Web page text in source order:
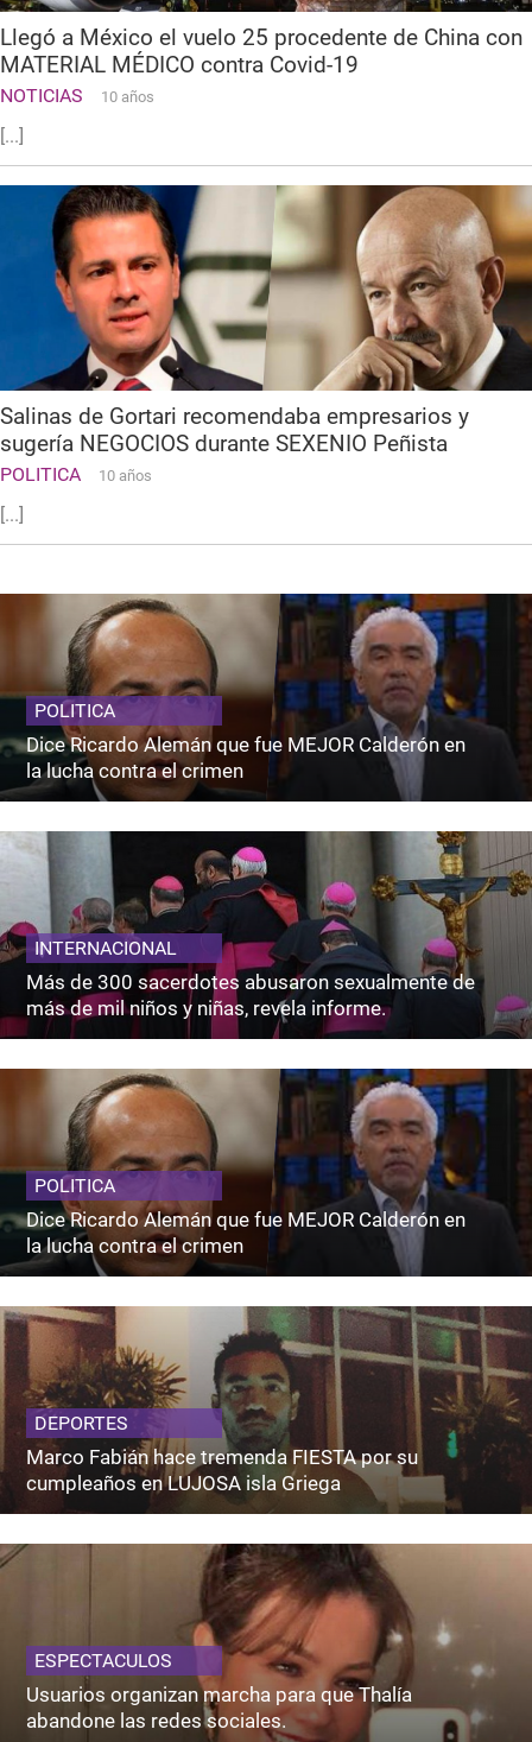
Llegó a México el vuelo 25 procedente de China con
MATERIAL MÉDICO contra Covid-19
NOTICIAS 10 años
[...]
Salinas de Gortari recomendaba empresarios y
sugería NEGOCIOS durante SEXENIO Peñista
POLITICA 10 años
[...]
POLITICA
Dice Ricardo Alemán que fue MEJOR Calderón en
la lucha contra el crimen
INTERNACIONAL
Más de 300 sacerdotes abusaron sexualmente de
más de mil niños y niñas, revela informe.
POLITICA
Dice Ricardo Alemán que fue MEJOR Calderón en
la lucha contra el crimen
DEPORTES
Marco Fabián hace tremenda FIESTA por su
cumpleaños en LUJOSA isla Griega
ESPECTACULOS
Usuarios organizan marcha para que Thalía
abandone las redes sociales.